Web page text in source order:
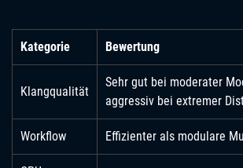
Kategorie Bewertung
Klangqualität
Sehr gut bei moderater
aggressiv bei extremer
Workflow Effizienter als modulare